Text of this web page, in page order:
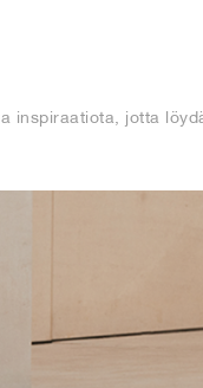
inspiraatiota, jotta